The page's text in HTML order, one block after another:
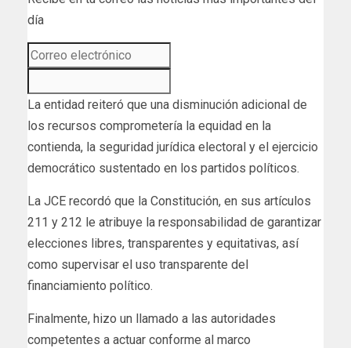
día
La entidad reiteró que una disminución adicional de
los recursos comprometería la equidad en la
contienda, la seguridad jurídica electoral y el ejercicio
democrático sustentado en los partidos políticos.
La JCE recordó que la Constitución, en sus artículos
211 y 212 le atribuye la responsabilidad de garantizar
elecciones libres, transparentes y equitativas, así
como supervisar el uso transparente del
financiamiento político.
Finalmente, hizo un llamado a las autoridades
competentes a actuar conforme al marco